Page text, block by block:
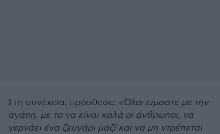
Στη συνέχεια, πρόσθεσε: «Όλοι είμαστε με την
αγάπη, με το να είναι καλά οι άνθρωποι, να
γερνάει ένα ζευγάρι μαζί και να μη ντρέπεται